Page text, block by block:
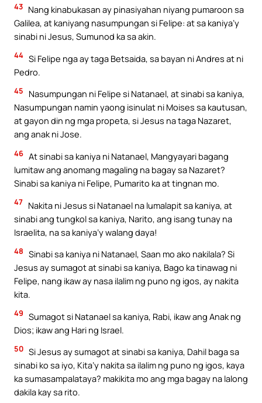
43 Nang kinabukasan ay pinasiyahan niyang pumaroon sa
Galilea, at kaniyang nasumpungan si Felipe: at sa kaniya’y
sinabi ni Jesus, Sumunod ka sa akin.
44 Si Felipe nga ay taga Betsaida, sa bayan ni Andres at ni
Pedro.
45
Nasumpungan ni Felipe si Natanael, at sinabi sa kaniya,
Nasumpungan namin yaong isinulat ni Moises sa kautusan,
at gayon din ng mga propeta, si Jesus na taga Nazaret,
ang anak ni Jose.
46 At sinabi sa kaniya ni Natanael, Mangyayari bagang
lumitaw ang anomang magaling na bagay sa Nazaret?
Sinabi sa kaniya ni Felipe, Pumarito ka at tingnan mo.
47 Nakita ni Jesus si Natanael na lumalapit sa kaniya, at
sinabi ang tungkol sa kaniya, Narito, ang isang tunay na
Israelita, na sa kaniya’y walang daya!
48 Sinabi sa kaniya ni Natanael, Saan mo ako nakilala? Si
Jesus ay sumagot at sinabi sa kaniya, Bago ka tinawag ni
Felipe, nang ikaw ay nasa ilalim ng puno ng igos, ay nakita
kita.
49 Sumagot si Natanael sa kaniya, Rabi, ikaw ang Anak ng
Dios; ikaw ang Hari ng Israel.
50 Si Jesus ay sumagot at sinabi sa kaniya, Dahil baga sa
sinabi ko sa iyo, Kita’y nakita sa ilalim ng puno ng igos, kaya
ka sumasampalataya? makikita mo ang mga bagay na lalong
dakila kay sa rito.